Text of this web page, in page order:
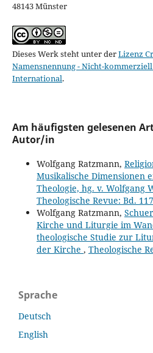
48143 Münster
Dieses Werk steht unter derLizenz
Namensnennung - Nicht-
International.
Am häufigsten gelesenen
Autor/in
Wolfgang Ratzmann,
Musikalische Dimensionen
Theologie, hg. v. Wolfgang
Theologische Revue: Bd.
Wolfgang Ratzmann,
Kirche und Liturgie im
theologische Studie zur
der Kirche , Theologische
Sprache
Deutsch
English